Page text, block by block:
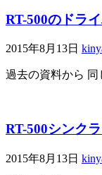
RT-500のドラ
2015年8月13日
過去の資料から 同
RT-500シンク
2015年8月13日